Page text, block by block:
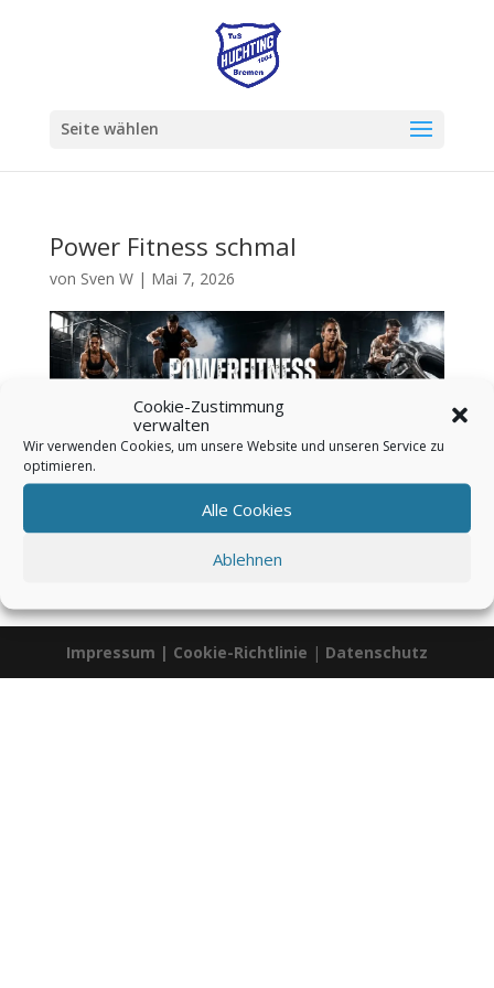
Cookie-Zustimmung
verwalten
Wir verwenden Cookies, um unsere Website und unseren Service zu
optimieren.
Alle Cookies
Ablehnen
Seite wählen
Power Fitness schmal
von Sven W| Mai 7, 2026
Impressum | Cookie-Richtlinie | Datenschutz